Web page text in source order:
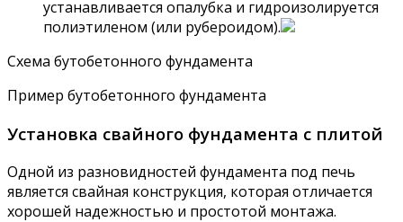
устанавливается опалубка и гидроизолируется
полиэтиленом (или рубероидом).
Схема бутобетонного фундамента
Пример бутобетонного фундамента
Установка свайного фундамента с плитой
Одной из разновидностей фундамента под печь
является свайная конструкция, которая отличается
хорошей надежностью и простотой монтажа.